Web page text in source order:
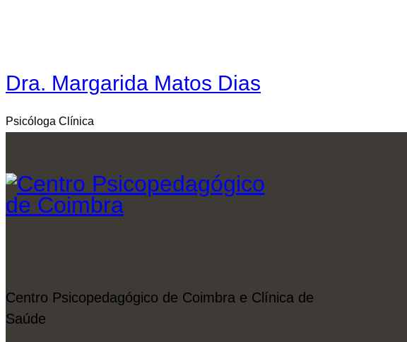
Dra. Margarida Matos Dias
Psicóloga Clínica
Centro Psicopedagógico de Coimbra e Clínica de
Saúde